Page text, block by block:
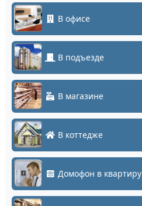
В офисе
В подъезде
В магазине
В коттедже
Домофон в квартиру